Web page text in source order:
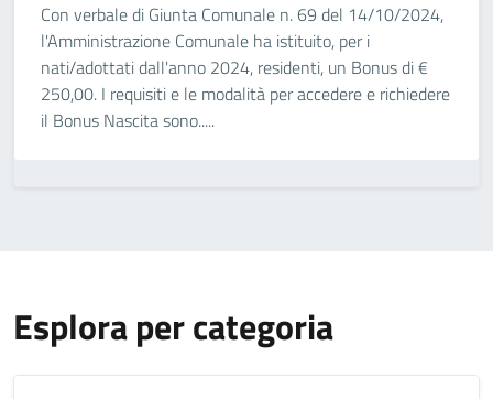
Con verbale di Giunta Comunale n. 69 del 14/10/2024,
l'Amministrazione Comunale ha istituito, per i
nati/adottati dall'anno 2024, residenti, un Bonus di €
250,00. I requisiti e le modalità per accedere e richiedere
il Bonus Nascita sono.....
Esplora per categoria